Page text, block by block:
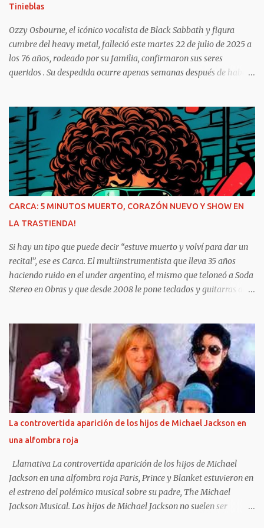
errados. Leito Lencinas, Gonzalo Muñoz y Emanuel...
Tinieblas
Ozzy Osbourne, el icónico vocalista de Black Sabbath y figura
cumbre del heavy metal, falleció este martes 22 de julio de 2025 a
los 76 años, rodeado por su familia, confirmaron sus seres
queridos . Su despedida ocurre apenas semanas después de haber
de julio De aspirante a leyenda del metal Nacido como John
Michael Osbourne en Birmingham en 1948, Ozzy se unió a Black
Sabbath en 1968, aportando su inconfundible voz gutural a himnos
como Paranoid, Iron Man y War Pigs —temas que no solo
definieron la banda, sino que cimentaron el género del heavy
metal. Tras su salida de la banda en 1979, cortes como Crazy Train
y Mama, I’m Coming Home lo consagraron como solista y
empresario musical con el festival Ozzfest. Un adiós rockero y
lleno de dignidad Años de lucha contra enfermedades como
Parkinson (diagnosticado en 2020) y severos problemas de salud
no logr...
CARCA: 5 MINUTOS MUERTO, CORAZÓN NUEVO Y SHOW EN
LA TRASTIENDA!
Si hay un tipo que puede decir “estuve muerto y volví para dar un
recital”, ese es Carca. El multiinstrumentista que lleva 35 años
haciendo ruido en el under argentino, el mismo que teloneó a Soda
Stereo en Obras y que desde 2008 le pone teclados y guitarras al
Marfan avanzado y el corazón en las últimas. 10 días antes de
Navidad: para 5 minutos. Lo reviven. Sube al puesto 1 de la lista de
trasplante. 11 de diciembre: le ponen un corazón nuevo. 10 meses
internado: graba Exultante, su disco 100% hospitalario con tablet,
guitarra y susurros a las 2 AM. Octubre 2025: sale el álbum. HOY,
6/11, 21 hs: La Trastienda. Su primer show SOLISTA en DOS AÑOS.
“Quiero celebrar que estoy vivo, no presentar un disco que ya todos
escucharon”, tira Carca en el living de Belgrano, todavía con la
cicatriz fresca pero la púa en la mano. Exultante en 3 frases: Rock
setentoso + funk...
La controvertida aparición de los hijos de Michael Jackson en
una alfombra roja
Llamativa La controvertida aparición de los hijos de Michael
Jackson en una alfombra roja Paris, Prince y Blanket estuvieron en
el estreno del polémico musical sobre su padre, The Michael
Jackson Musical. Los hijos de Michael Jackson no suelen ser